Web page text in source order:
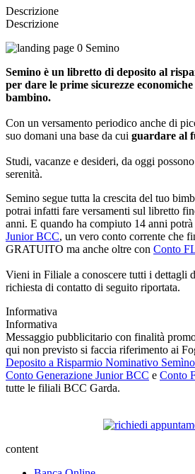
Descrizione
Descrizione
Semino è un libretto di deposito al
per dare le prime sicurezze
bambino.
Con un versamento periodico anche di
suo domani una base da cui guardare al
Studi, vacanze e desideri, da oggi
serenità.
Semino segue tutta la crescita del tuo
potrai infatti fare versamenti sul libretto
anni. E quando ha compiuto 14 anni
Junior BCC, un vero conto corrente che
GRATUITO ma anche oltre con Conto
Vieni in Filiale a conoscere tutti i dettagli
richiesta di contatto di seguito riportata.
Informativa
Informativa
Messaggio pubblicitario con finalità
qui non previsto si faccia riferimento ai
Deposito a Risparmio Nominativo Semìno
Conto Generazione Junior BCC e Conto
tutte le filiali BCC Garda.
content